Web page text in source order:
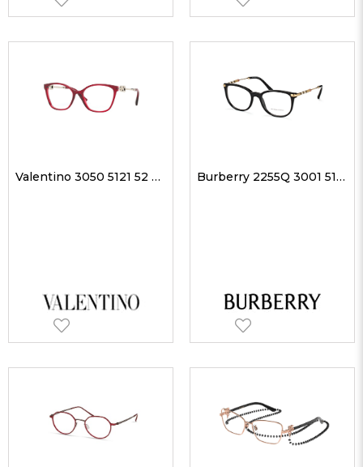
Valentino 3050 5121 52 kadın Optik Gözlükler Burberry 2255Q 3001 51 kadın Optik Gözlükler